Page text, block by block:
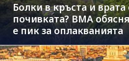
Болки в кръста и врата
почивката? ВМА
е пик за оплакванията